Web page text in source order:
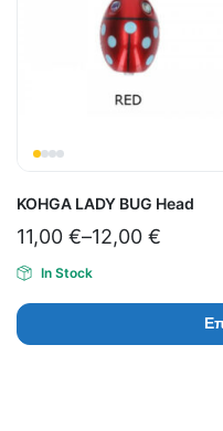
KOHGA LADY BUG Head
11,00 €–12,00 €
In Stock